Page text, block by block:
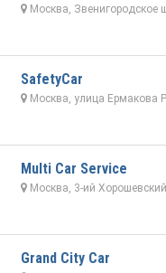
Москва, Звенигородское
SafetyCar
Москва, улица Ермакова
Multi Car Service
Москва, 3-ий
Grand City Car